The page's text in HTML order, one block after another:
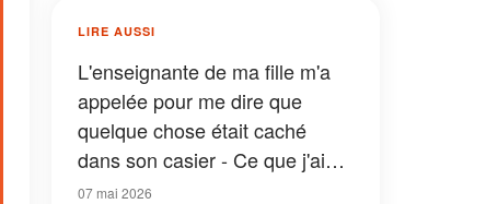
LIRE AUSSI
L'enseignante de ma fille m'a
appelée pour me dire que
quelque chose était caché
dans son casier - Ce que j'ai
trouvé à l'intérieur a changé
07 mai 2026